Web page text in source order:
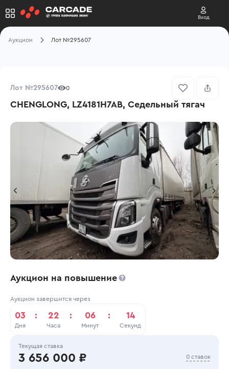
Вход
Аукцион Лот №295607
Лот №295607 0
CHENGLONG, LZ4181H7AB, Седельный тягач
Аукцион на повышение
Аукцион завершится через
03
Дня
: 22
Часа
: 06
Минут
: 14
Секунд
Текущая ставка
3 656 000 ₽ 0 ставок